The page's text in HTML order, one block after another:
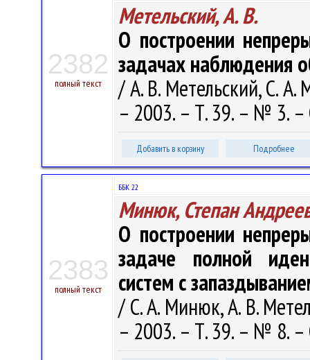
2382
полный текст
Метельский, А. В.
О построении
задачах наблюдения
/ А. В. Метельский, С.
– 2003. – Т. 39. – № 3.
Добавить в корзину Подробнее
2383
полный текст
ББК 22
Минюк, Степан
О построении
задаче полной
систем с
/ С. А. Минюк, А. В.
– 2003. – Т. 39. – № 8.